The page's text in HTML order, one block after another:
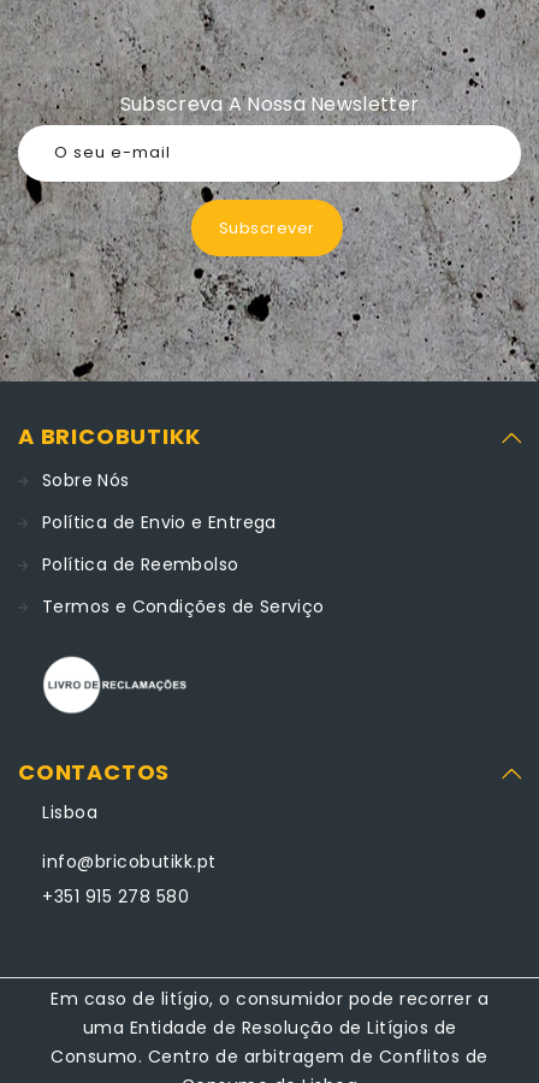
Subscreva A Nossa Newsletter
O seu e-mail
Subscrever
A BRICOBUTIKK
Sobre Nós
Política de Envio e Entrega
Política de Reembolso
Termos e Condições de Serviço
CONTACTOS
Lisboa
info@bricobutikk.pt
+351 915 278 580
Em caso de litígio, o consumidor pode recorrer a
uma Entidade de Resolução de Litígios de
Consumo. Centro de arbitragem de Conflitos de